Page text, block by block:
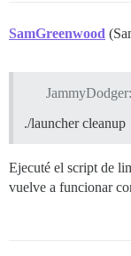
SamGreenwood
JammyDodger:
./launcher cleanup
Ejecuté el script de
vuelve a funcionar